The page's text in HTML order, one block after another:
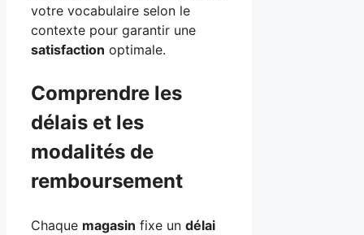
votre vocabulaire selon le
contexte pour garantir une
satisfaction optimale.
Comprendre les
délais et les
modalités de
remboursement
Chaque magasin fixe un délai